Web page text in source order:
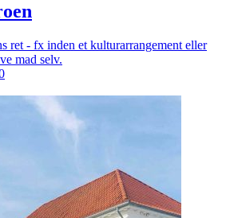
ret - fx inden et kulturarrangement eller
mad selv.